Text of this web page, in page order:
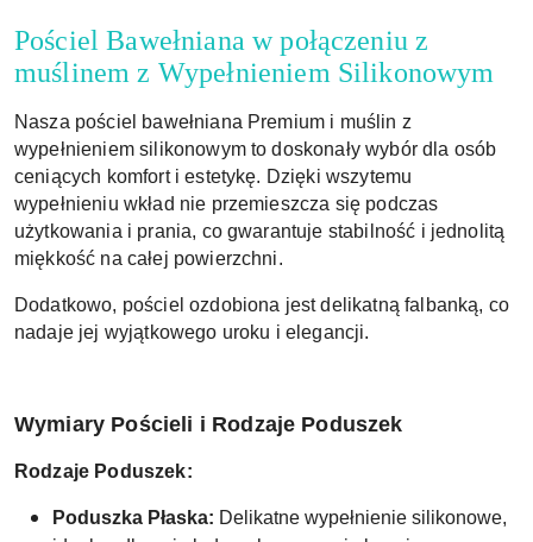
Pościel Bawełniana w połączeniu z
muślinem z Wypełnieniem Silikonowym
Nasza pościel bawełniana Premium i muślin z
wypełnieniem silikonowym to doskonały wybór dla osób
ceniących komfort i estetykę. Dzięki wszytemu
wypełnieniu wkład nie przemieszcza się podczas
użytkowania i prania, co gwarantuje stabilność i jednolitą
miękkość na całej powierzchni.
Dodatkowo, pościel ozdobiona jest delikatną falbanką, co
nadaje jej wyjątkowego uroku i elegancji.
Wymiary Pościeli i Rodzaje Poduszek
Rodzaje Poduszek:
Poduszka Płaska: Delikatne wypełnienie silikonowe,